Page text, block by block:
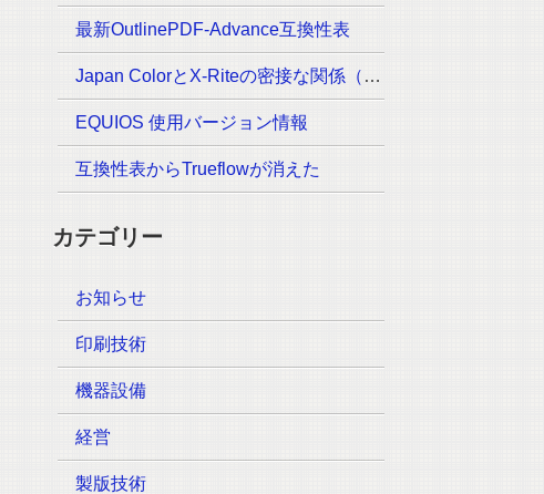
最新OutlinePDF-Advance互換性表
Japan ColorとX-Riteの密接な関係（追記あり）
EQUIOS 使用バージョン情報
互換性表からTrueflowが消えた
カテゴリー
お知らせ
印刷技術
機器設備
経営
製版技術